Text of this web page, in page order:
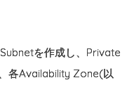
を作成し、Private
各Availability Zone(以